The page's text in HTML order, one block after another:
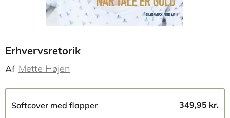
Erhvervsretorik
Af Mette Højen
Softcover med flapper 349,95 kr.